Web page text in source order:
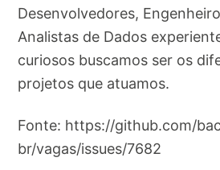
Desenvolvedores,
Analistas de Dados
curiosos buscamos ser os
projetos que atuamos.
Fonte: https://github.com/
br/vagas/issues/7682